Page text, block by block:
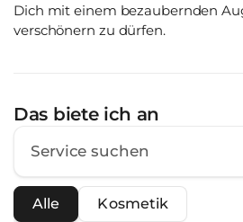
Dich mit einem bezaubernden
verschönern zu dürfen.
Das biete ich an
Alle Kosmetik